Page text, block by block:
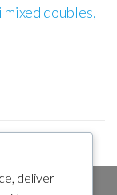
doubles,
deliver